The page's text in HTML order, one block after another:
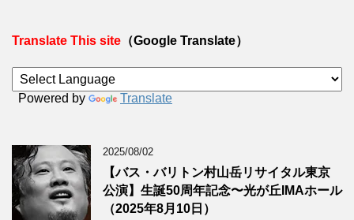
Translate This site （Google Translate）
Powered by Translate
2025/08/02
【バス・バリトン村山岳リサイタル東京
公演】生誕50周年記念〜光が丘IMAホール
（2025年8月10日）